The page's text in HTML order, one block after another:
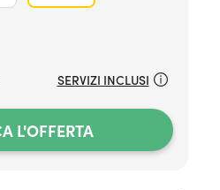
L'OFFERTA
SERVIZI INCLUSI